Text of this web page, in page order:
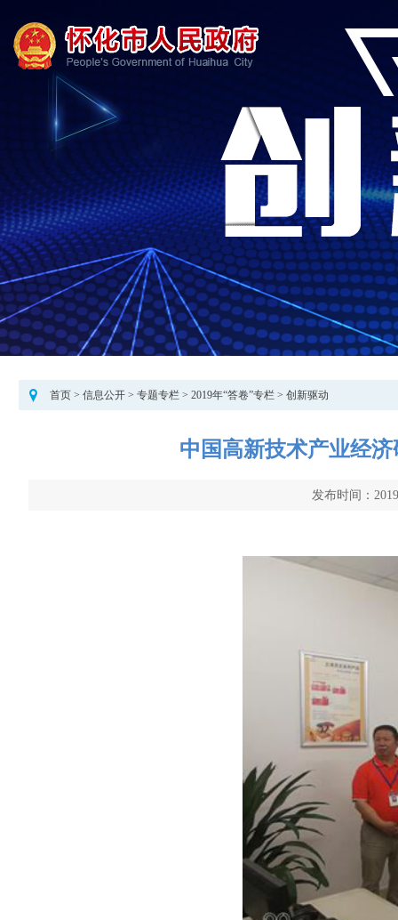
首页> 信息公开> 专题专栏> 2019年“答卷”专栏> 创新驱动
中国高新技术产业经
发布时间：